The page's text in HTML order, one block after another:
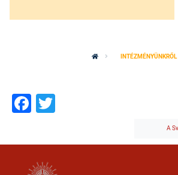
INTÉZMÉNYÜNKRŐL
Facebook
A